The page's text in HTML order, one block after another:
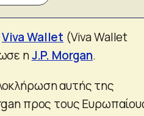
Viva Wallet (Viva Wallet
ηJ.P. Morgan.
αυτής της
προς τους